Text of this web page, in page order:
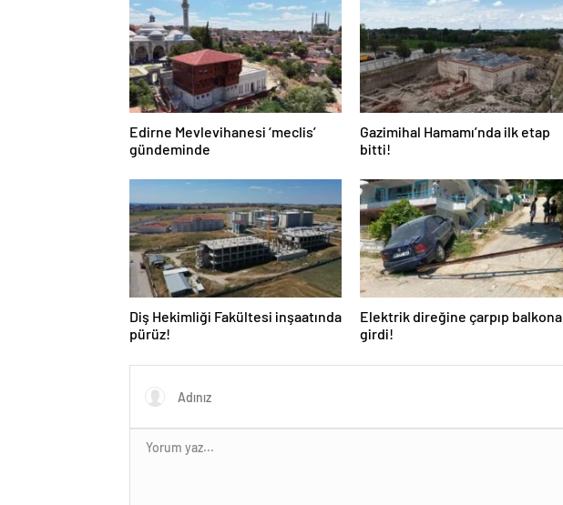
Edirne Mevlevihanesi ‘meclis’
gündeminde
Gazimihal Hamamı’nda ilk etap
bitti!
Diş Hekimliği Fakültesi inşaatında
pürüz!
Elektrik direğine çarpıp balkona
girdi!